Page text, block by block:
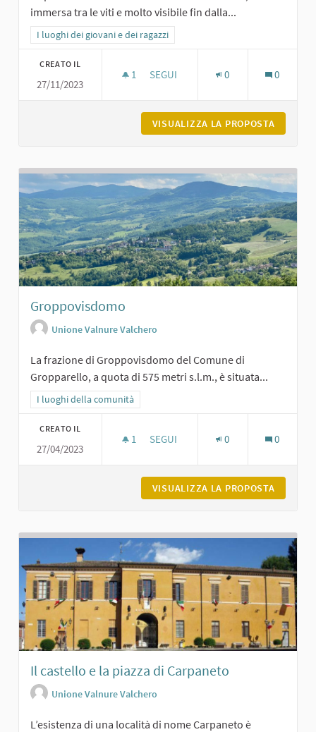
immersa tra le viti e molto visibile fin dalla...
Filtra i risultati per categoria: I luoghi dei giovani e dei ragazzi
I luoghi dei giovani e dei ragazzi
CREATO IL
27/11/2023
1 1 SOSTENITORI
SEGUI 0 0
VISUALIZZA LA PROPOSTA
Groppovisdomo
Unione Valnure Valchero
La frazione di Groppovisdomo del Comune di
Gropparello, a quota di 575 metri s.l.m., è situata...
Filtra i risultati per categoria: I luoghi della comunità
I luoghi della comunità
CREATO IL
27/04/2023
1 1 SOSTENITORI
SEGUI 0 0
VISUALIZZA LA PROPOSTA
Il castello e la piazza di Carpaneto
Unione Valnure Valchero
L’esistenza di una località di nome Carpaneto è